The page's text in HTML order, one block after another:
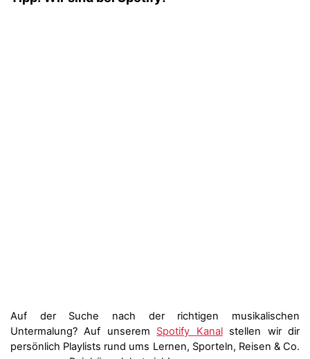
Auf der Suche nach der richtigen musikalischen
Untermalung? Auf unserem Spotify Kanalstellen wir dir
persönlich Playlists rund ums Lernen, Sporteln, Reisen & Co.